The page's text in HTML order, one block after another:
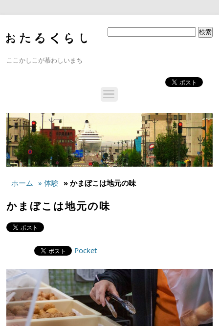
ここかしこが慕わしいまち
ホーム » 体験 » かまぼこは地元の味
かまぼこは地元の味
Pocket